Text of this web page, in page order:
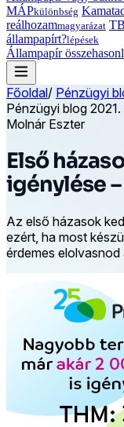
MÁPkülönbség
reálhozammagyarázat
állampapírt?lépések
Állampapír
Főoldal/ Pénzügyi
Pénzügyi blog 2021.
Molnár Eszter
Első
igénylése
Az első házasok
ezért, ha most
érdemes elolvasnod